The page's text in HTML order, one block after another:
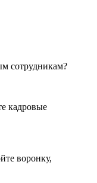
сотрудникам?
кадровые
воронку,